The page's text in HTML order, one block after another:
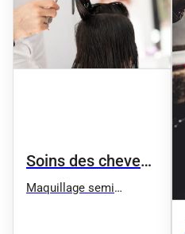
Soins des cheveux
et spa
Maquillage semi